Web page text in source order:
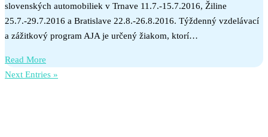
slovenských automobiliek v Trnave 11.7.-15.7.2016, Žiline
25.7.-29.7.2016 a Bratislave 22.8.-26.8.2016. Týždenný vzdelávací
a zážitkový program AJA je určený žiakom, ktorí…
Read More
Next Entries »